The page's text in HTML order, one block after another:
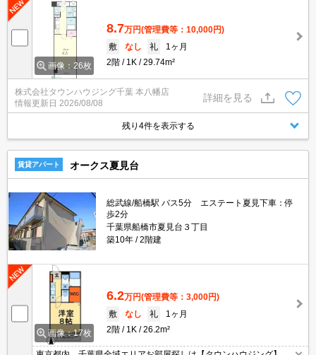
画像：26枚
8.7万円(管理費等：10,000円)
敷
なし 礼
1ヶ月
2階
1K 29.74m²
株式会社タウンハウジング千葉 本八幡店
情報更新日 2026/08/08
詳細を見る
残り4件を表示する
賃貸アパート オークス夏見台
総武線/船橋駅 バス5分 エステート夏見下車：停
歩2分
千葉県船橋市夏見台３丁目
築10年
2階建
画像：17枚
6.2万円(管理費等：3,000円)
敷
なし 礼
1ヶ月
2階
1K 26.2m²